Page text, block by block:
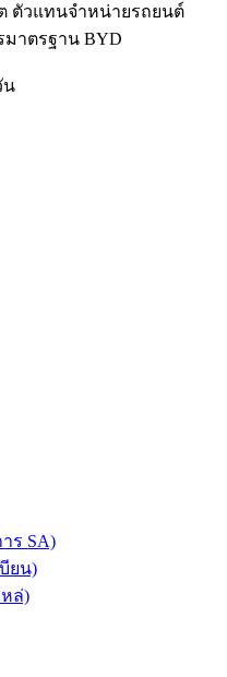
ตัวแทนจำหน่ายรถยนต์
าตรฐาน BYD
น
ร SA)
ยน)
หล่)